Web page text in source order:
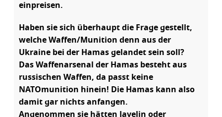
einpreisen.
Haben sie sich überhaupt die Frage gestellt,
welche Waffen/Munition denn aus der
Ukraine bei der Hamas gelandet sein soll?
Das Waffenarsenal der Hamas besteht aus
russischen Waffen, da passt keine
NATOmunition hinein! Die Hamas kann also
damit gar nichts anfangen.
Angenommen sie hätten Javelin oder